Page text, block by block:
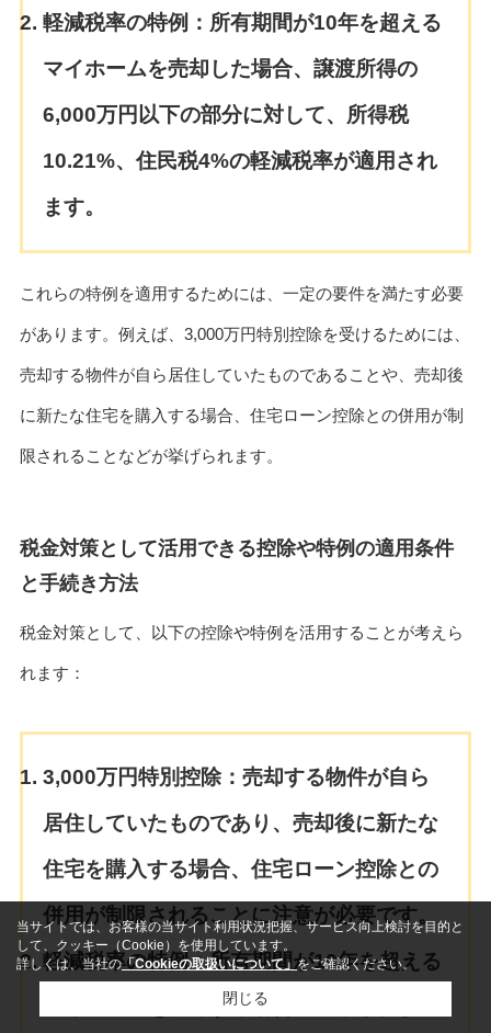
軽減税率の特例： 所有期間が10年を超える
マイホームを売却した場合、譲渡所得の
6,000万円以下の部分に対して、所得税
10.21%、住民税4%の軽減税率が適用され
ます。
これらの特例を適用するためには、一定の要件を満たす必要
があります。例えば、3,000万円特別控除を受けるためには、
売却する物件が自ら居住していたものであることや、売却後
に新たな住宅を購入する場合、住宅ローン控除との併用が制
限されることなどが挙げられます。
税金対策として活用できる控除や特例の適用条件
と手続き方法
税金対策として、以下の控除や特例を活用することが考えら
れます：
3,000万円特別控除： 売却する物件が自ら
居住していたものであり、売却後に新たな
住宅を購入する場合、住宅ローン控除との
併用が制限されることに注意が必要です。
軽減税率の特例：所有期間が10年を超える
マイホームを売却する場合に適用されま
当サイトでは、お客様の当サイト利用状況把握、サービス向上検討を目的と
して、クッキー（Cookie）を使用しています。
詳しくは、当社の「Cookieの取扱いについて」をご確認ください。
閉じる